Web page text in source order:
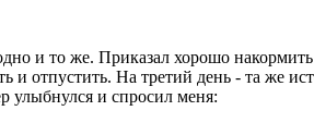
и то же. Приказал хорошо
отпустить. На третий день - та же
улыбнулся и спросил меня: